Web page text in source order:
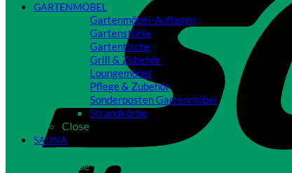
GARTENMÖBEL
Gartenmöbel-Auflagen
Gartenstühle
Gartentische
Grill & Zubehör
Loungemöbel
Pflege & Zubehör
Sonderposten Gartenmöbel
Strandkörbe
Close
SAUNA
Close